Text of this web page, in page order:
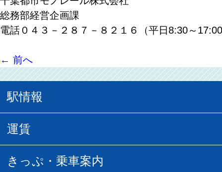
総務部経営企画課
電話０４３－２８７－８２１６（平日8:30～
← 前へ
駅情報
駅情報
運賃
普通運賃
きっぷ・乗車案内